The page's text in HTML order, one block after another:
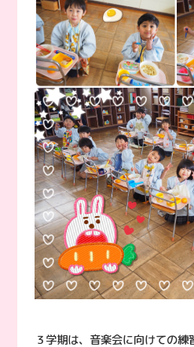
３学期は、音楽会に向けての